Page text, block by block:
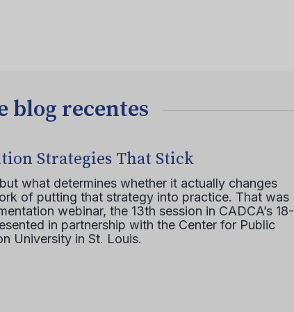
blog recentes
Strategies That Stick
what determines whether it actually changes
of putting that strategy into practice. That was
webinar, the 13th session in CADCA’s 18-
in partnership with the Center for Public
University in St. Louis.